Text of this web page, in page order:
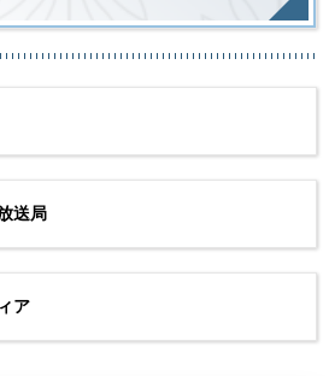
送局
ア